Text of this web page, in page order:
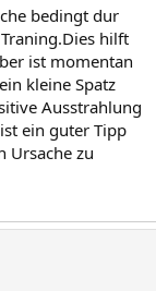
bedingt dur
hilft
ist momentan
kleine Spatz
Ausstrahlung
ein guter Tipp
Ursache zu